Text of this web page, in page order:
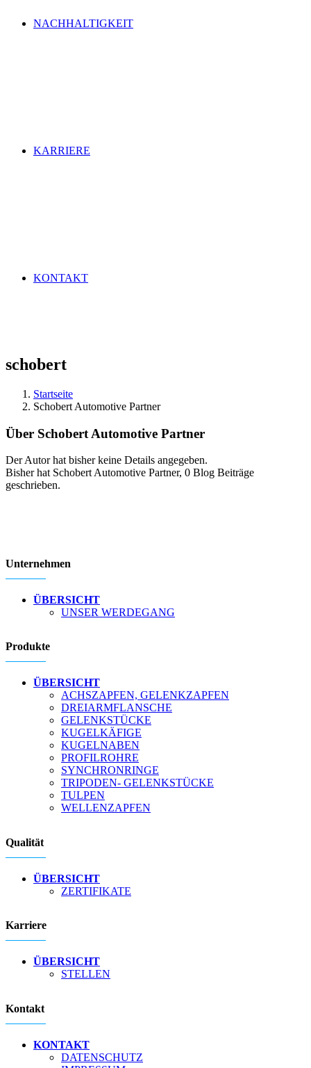
NACHHALTIGKEIT
KARRIERE
KONTAKT
schobert
Startseite
Schobert Automotive Partner
Über Schobert Automotive Partner
Der Autor hat bisher keine Details angegeben.
Bisher hat Schobert Automotive Partner, 0 Blog Beiträge
geschrieben.
Unternehmen
ÜBERSICHT
UNSER WERDEGANG
Produkte
ÜBERSICHT
ACHSZAPFEN, GELENKZAPFEN
DREIARMFLANSCHE
GELENKSTÜCKE
KUGELKÄFIGE
KUGELNABEN
PROFILROHRE
SYNCHRONRINGE
TRIPODEN- GELENKSTÜCKE
TULPEN
WELLENZAPFEN
Qualität
ÜBERSICHT
ZERTIFIKATE
Karriere
ÜBERSICHT
STELLEN
Kontakt
KONTAKT
DATENSCHUTZ